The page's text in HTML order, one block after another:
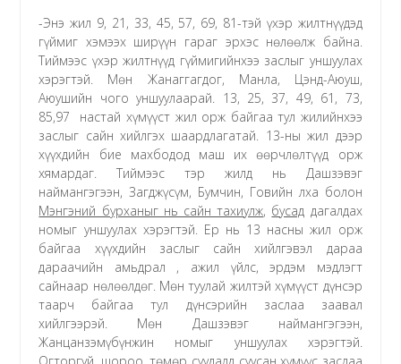
-Энэ жил 9, 21, 33, 45, 57, 69, 81-тэй үхэр жилтнүүдэд
гүймиг хэмээх ширүүн гараг эрхэс нөлөөлж байна.
Тиймээс үхэр жилтнүүд гүймигийнхээ заслыг уншуулах
хэрэгтэй. Мөн Жанаггагдог, Манла, Цэнд-Аюуш,
Аюушийн чого уншуулаарай. 13, 25, 37, 49, 61, 73,
85,97 настай хүмүүст жил орж байгаа тул жилийнхээ
заслыг сайн хийлгэх шаардлагатай. 13-ны жил дээр
хүүхдийн бие махбодод маш их өөрчлөлтүүд орж
хямардаг. Тиймээс тэр жилд нь Дашзэвэг
наймангэгээн, Загджүсүм, Бумчин, Говийн лха болон
Мэнгэний бурханыг нь сайн тахиулж, бусад дагалдах
номыг уншуулах хэрэгтэй. Ер нь 13 насны жил орж
байгаа хүүхдийн заслыг сайн хийлгэвэл дараа
дараачийн амьдрал , ажил үйлс, эрдэм мэдлэгт
сайнаар нөлөөлдөг. Мөн туулай жилтэй хүмүүст дүнсэр
таарч байгаа тул дүнсэрийн заслаа заавал
хийлгээрэй. Мөн Дашзэвэг наймангэгээн,
Жанцанзэмүбүнжин номыг уншуулах хэрэгтэй.